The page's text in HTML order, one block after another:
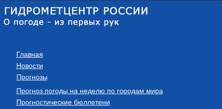
Главная
Новости
Прогнозы
Прогноз погоды на неделю по городам мира
Прогностические бюллетени